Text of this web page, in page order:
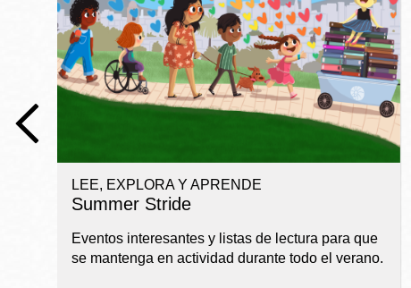
Biblioteca
Anza
Ingleside
Misión
LEE, EXPLORA Y APRENDE
Summer Stride
Eventos interesantes y listas de lectura para que
se mantenga en actividad durante todo el verano.